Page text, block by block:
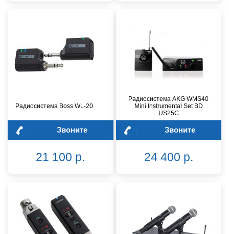
Радиосистема Boss WL-20
Звоните
21 100 р.
Радиосистема AKG WMS40
Mini Instrumental Set BD
US25C
Звоните
24 400 р.